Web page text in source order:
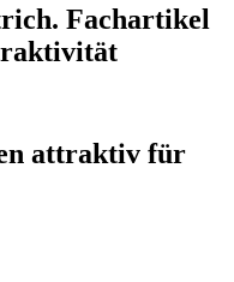
Fachartikel
attraktiv für